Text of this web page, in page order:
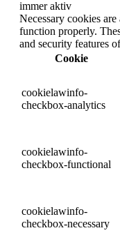
immer aktiv
Necessary cookies
function properly.
and security features
Cookie
cookielawinfo-
checkbox-analytics
cookielawinfo-
checkbox-functional
cookielawinfo-
checkbox-necessary